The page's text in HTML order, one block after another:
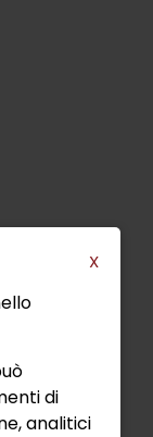
X
di
analitici